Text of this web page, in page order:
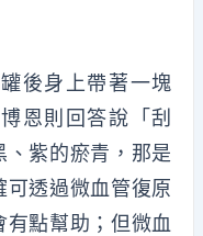
後身上帶著一塊
恩則回答說「刮
紫的瘀青，那是
透過微血管復原
點幫助；但微血